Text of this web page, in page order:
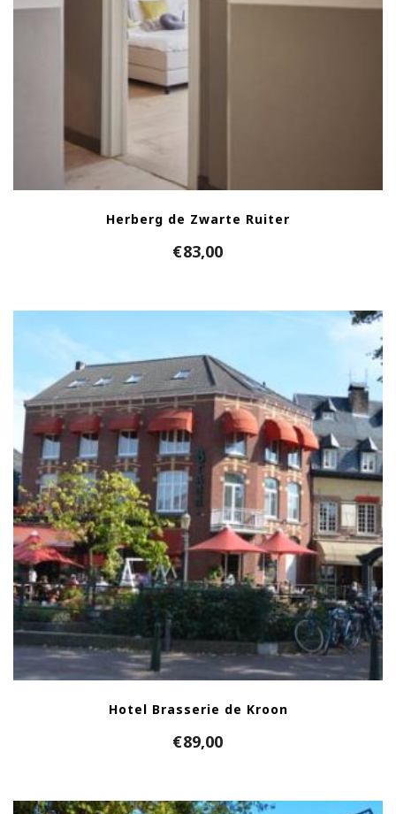
Herberg de Zwarte Ruiter
€83,00
Hotel Brasserie de Kroon
€89,00